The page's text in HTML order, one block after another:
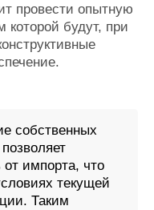
провести опытную
которой будут, при
собственных
от импорта, что
текущей
Таким